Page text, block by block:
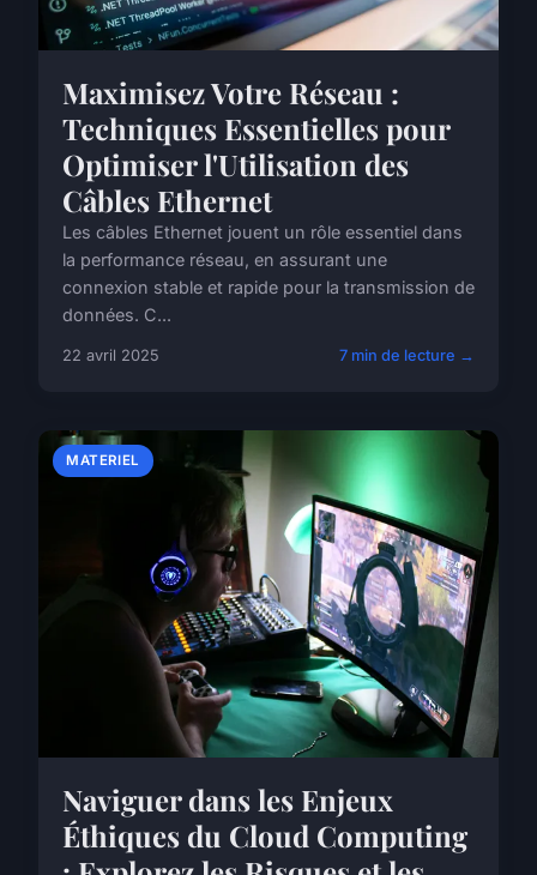
Maximisez Votre Réseau :
Techniques Essentielles pour
Optimiser l'Utilisation des
Câbles Ethernet
Les câbles Ethernet jouent un rôle essentiel dans
la performance réseau, en assurant une
connexion stable et rapide pour la transmission de
données. C...
22 avril 2025 7 min de lecture →
MATERIEL
Naviguer dans les Enjeux
Éthiques du Cloud Computing